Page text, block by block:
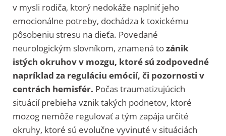
v mysli rodiča, ktorý nedokáže naplniť jeho
emocionálne potreby, dochádza k toxickému
pôsobeniu stresu na dieťa. Povedané
neurologickým slovníkom, znamená tozánik
istých okruhov v mozgu, ktoré sú zodpovedné
napríklad za reguláciu emócií, či pozornosti v
centrách hemisfér. Počas traumatizujúcich
situácií prebieha vznik takých podnetov, ktoré
mozog nemôže regulovať a tým zapája určité
okruhy, ktoré sú evolučne vyvinuté v situáciách